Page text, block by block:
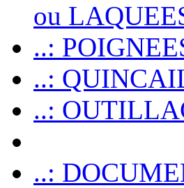
ou
..:
..:
..:
..: